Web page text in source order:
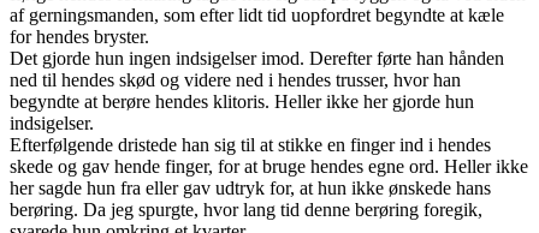
af gerningsmanden, som efter lidt tid uopfordret begyndte at kæle
for hendes bryster.
Det gjorde hun ingen indsigelser imod. Derefter førte han hånden
ned til hendes skød og videre ned i hendes trusser, hvor han
begyndte at berøre hendes klitoris. Heller ikke her gjorde hun
indsigelser.
Efterfølgende dristede han sig til at stikke en finger ind i hendes
skede og gav hende finger, for at bruge hendes egne ord. Heller ikke
her sagde hun fra eller gav udtryk for, at hun ikke ønskede hans
berøring. Da jeg spurgte, hvor lang tid denne berøring foregik,